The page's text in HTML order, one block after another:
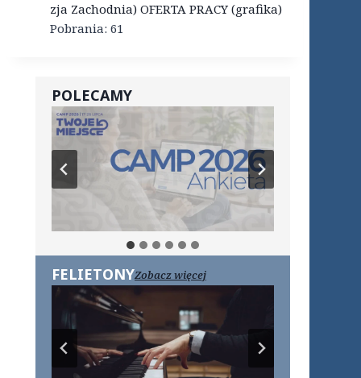
zja Zachodnia) OFERTA PRACY (grafika)
Pobrania: 61
POLECAMY
FELIETONYZobacz więcej